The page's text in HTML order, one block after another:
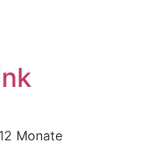
Monate